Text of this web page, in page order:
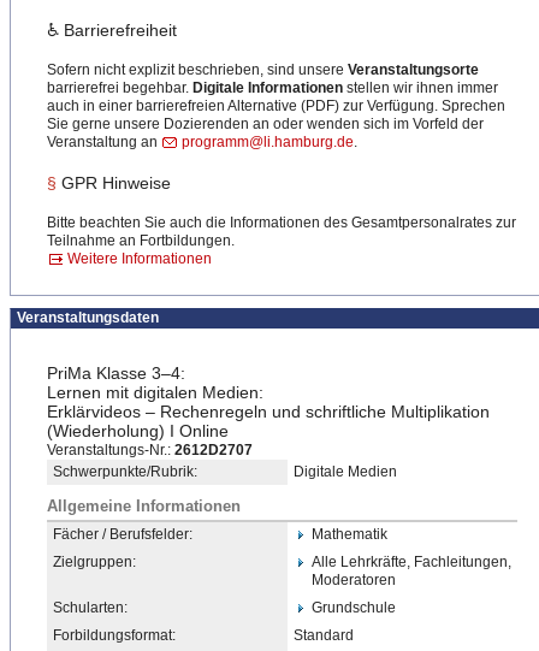
♿ Barrierefreiheit
Sofern nicht explizit beschrieben, sind unsere Veranstaltungsorte
barrierefrei begehbar. Digitale Informationen stellen wir ihnen immer
auch in einer barrierefreien Alternative (PDF) zur Verfügung. Sprechen
Sie gerne unsere Dozierenden an oder wenden sich im Vorfeld der
Veranstaltung an
programm@li.hamburg.de.
§ GPR Hinweise
Bitte beachten Sie auch die Informationen des Gesamtpersonalrates zur
Teilnahme an Fortbildungen.
Weitere Informationen
Veranstaltungsdaten
PriMa Klasse 3–4:
Lernen mit digitalen Medien:
Erklärvideos – Rechenregeln und schriftliche Multiplikation
(Wiederholung) I Online
Veranstaltungs-Nr.: 2612D2707
Schwerpunkte/Rubrik:
Digitale Medien
Allgemeine Informationen
Fächer / Berufsfelder:
Mathematik
Zielgruppen:
Alle Lehrkräfte, Fachleitungen,
Moderatoren
Schularten:
Grundschule
Forbildungsformat:
Standard